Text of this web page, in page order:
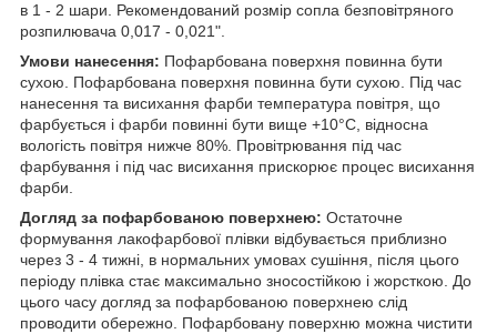
в 1 - 2 шари. Рекомендований розмір сопла безповітряного
розпилювача 0,017 - 0,021".
Умови нанесення: Пофарбована поверхня повинна бути
сухою. Пофарбована поверхня повинна бути сухою. Під час
нанесення та висихання фарби температура повітря, що
фарбується і фарби повинні бути вище +10°С, відносна
вологість повітря нижче 80%. Провітрювання під час
фарбування і під час висихання прискорює процес висихання
фарби.
Догляд за пофарбованою поверхнею: Остаточне
формування лакофарбової плівки відбувається приблизно
через 3 - 4 тижні, в нормальних умовах сушіння, після цього
періоду плівка стає максимально зносостійкою і жорсткою. До
цього часу догляд за пофарбованою поверхнею слід
проводити обережно. Пофарбовану поверхню можна чистити